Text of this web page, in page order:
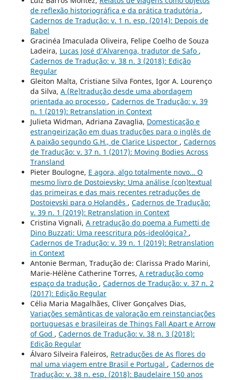
de reflexão historiográfica e da prática tradutória ,
Cadernos de Tradução: v. 1 n. esp. (2014): Depois de
Babel
Gracinéa Imaculada Oliveira, Felipe Coelho de Souza
Ladeira, Lucas José d’Alvarenga, tradutor de Safo ,
Cadernos de Tradução: v. 38 n. 3 (2018): Edição
Regular
Gleiton Malta, Cristiane Silva Fontes, Igor A. Lourenço
da Silva, A (Re)tradução desde uma abordagem
orientada ao processo , Cadernos de Tradução: v. 39
n. 1 (2019): Retranslation in Context
Julieta Widman, Adriana Zavaglia, Domesticação e
estrangeirização em duas traduções para o inglês de
A paixão segundo G.H., de Clarice Lispector , Cadernos
de Tradução: v. 37 n. 1 (2017): Moving Bodies Across
Transland
Pieter Boulogne, E agora, algo totalmente novo… O
mesmo livro de Dostoievsky: Uma análise (con)textual
das primeiras e das mais recentes retraduções de
Dostoievski para o Holandês , Cadernos de Tradução:
v. 39 n. 1 (2019): Retranslation in Context
Cristina Vignali, A retradução do poema a Fumetti de
Dino Buzzati: Uma reescritura pós-ideológica? ,
Cadernos de Tradução: v. 39 n. 1 (2019): Retranslation
in Context
Antonie Berman, Tradução de: Clarissa Prado Marini,
Marie-Hélène Catherine Torres, A retradução como
espaço da tradução , Cadernos de Tradução: v. 37 n. 2
(2017): Edição Regular
Célia Maria Magalhães, Cliver Gonçalves Dias,
Variações semânticas de valoração em reinstanciações
portuguesas e brasileiras de Things Fall Apart e Arrow
of God , Cadernos de Tradução: v. 38 n. 3 (2018):
Edição Regular
Álvaro Silveira Faleiros, Retraduções de As flores do
mal uma viagem entre Brasil e Portugal , Cadernos de
Tradução: v. 38 n. esp. (2018): Baudelaire 150 anos